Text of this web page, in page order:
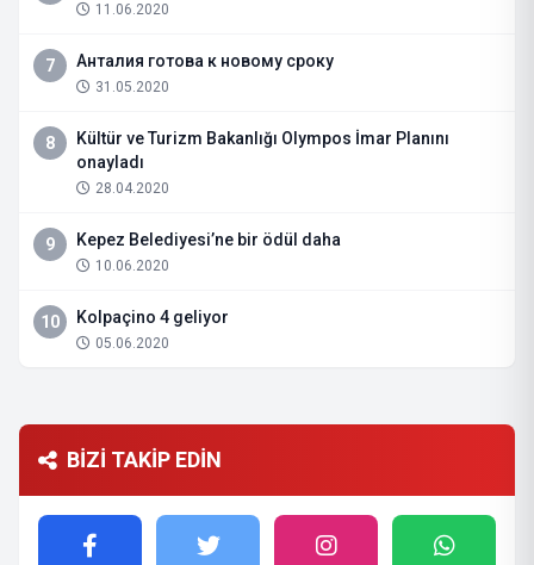
11.06.2020
7 Анталия готова к новому сроку
31.05.2020
8
Kültür ve Turizm Bakanlığı Olympos İmar Planını
onayladı
28.04.2020
9 Kepez Belediyesi’ne bir ödül daha
10.06.2020
10 Kolpaçino 4 geliyor
05.06.2020
BİZİ TAKİP EDİN